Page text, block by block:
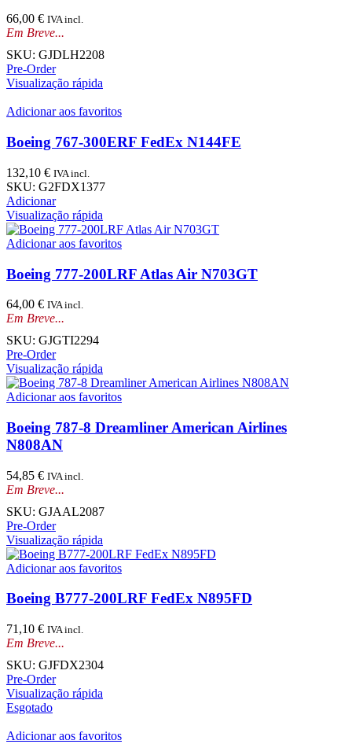
66,00 € IVA incl.
Em Breve...
SKU: GJDLH2208
Pre-Order
Visualização rápida
Adicionar aos favoritos
Boeing 767-300ERF FedEx N144FE
132,10 € IVA incl.
SKU: G2FDX1377
Adicionar
Visualização rápida
Adicionar aos favoritos
Boeing 777-200LRF Atlas Air N703GT
64,00 € IVA incl.
Em Breve...
SKU: GJGTI2294
Pre-Order
Visualização rápida
Adicionar aos favoritos
Boeing 787-8 Dreamliner American Airlines
N808AN
54,85 € IVA incl.
Em Breve...
SKU: GJAAL2087
Pre-Order
Visualização rápida
Adicionar aos favoritos
Boeing B777-200LRF FedEx N895FD
71,10 € IVA incl.
Em Breve...
SKU: GJFDX2304
Pre-Order
Visualização rápida
Esgotado
Adicionar aos favoritos